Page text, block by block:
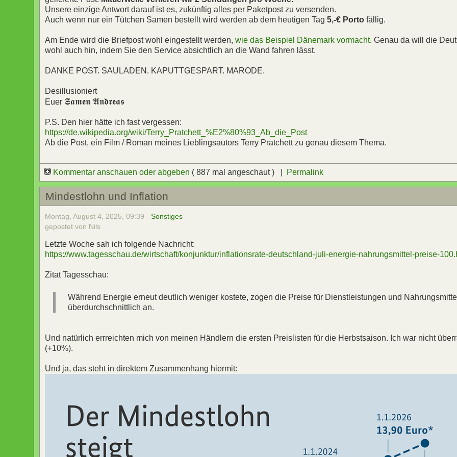
Unsere einzige Antwort darauf ist es, zukünftig alles per Paketpost zu versenden.
Auch wenn nur ein Tütchen Samen bestellt wird werden ab dem heutigen Tag5,-€ Porto fällig.
Am Ende wird die Briefpost wohl eingestellt werden,wie das Beispiel Dänemark vormacht. Genau da will die
wohl auch hin, indem Sie den Service absichtlich an die Wand fahren lässt.
DANKE POST. SAULADEN. KAPUTTGESPART. MARODE.
Desillusioniert
Euer 𝕾𝖆𝖒𝖊𝖓 𝕬𝖓𝖉𝖗𝖊𝖆𝖘
P.S. Den hier hätte ich fast vergessen:
https://de.wikipedia.org/wiki/Terry_Pratchett_%E2%80%93_Ab_die_Post
Ab die Post, ein Film / Roman meines Lieblingsautors Terry Pratchett zu genau diesem Thema.
Kommentar anschauen oder abgeben ( 887 mal angeschaut ) | Permalink
Mindestlohn und Inflation
Montag, August 4, 2025, 09:39 -Sonstiges
gepostet von Nils
Letzte Woche sah ich folgende Nachricht:
https://www.tagesschau.de/wirtschaft/konjunktur/inflationsrate-deutschland-juli-energie-nahrungsmittel-preise-
Zitat Tagesschau:
Während Energie erneut deutlich weniger kostete, zogen die Preise für Dienstleistungen und Nahrungsmittel
überdurchschnittlich an.
Und natürlich errreichten mich von meinen Händlern die ersten Preislisten für die Herbstsaison. Ich war nicht
(+10%).
Und ja, das steht in direktem Zusammenhang hiermit: